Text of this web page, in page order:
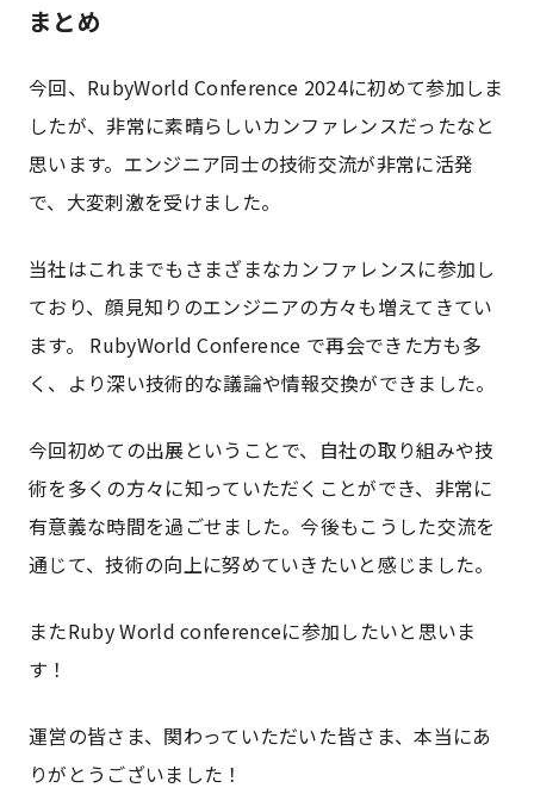
まとめ
今回、RubyWorld Conference 2024に初めて参加しま
したが、非常に素晴らしいカンファレンスだったなと
思います。エンジニア同士の技術交流が非常に活発
で、大変刺激を受けました。
当社はこれまでもさまざまなカンファレンスに参加し
ており、顔見知りのエンジニアの方々も増えてきてい
ます。 RubyWorld Conference で再会できた方も多
く、より深い技術的な議論や情報交換ができました。
今回初めての出展ということで、自社の取り組みや技
術を多くの方々に知っていただくことができ、非常に
有意義な時間を過ごせました。今後もこうした交流を
通じて、技術の向上に努めていきたいと感じました。
またRuby World conferenceに参加したいと思いま
す！
運営の皆さま、関わっていただいた皆さま、本当にあ
りがとうございました！